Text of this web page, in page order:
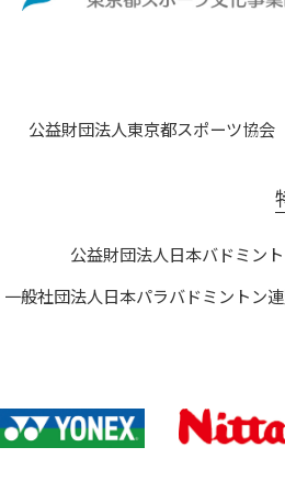
公益財団法人東京都スポーツ協会
公益財団法人日本バドミン
一般社団法人日本パラバドミントン